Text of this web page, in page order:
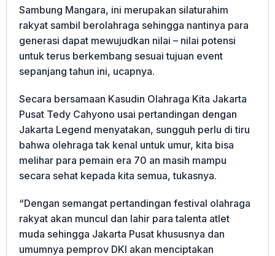
Sambung Mangara, ini merupakan silaturahim
rakyat sambil berolahraga sehingga nantinya para
generasi dapat mewujudkan nilai – nilai potensi
untuk terus berkembang sesuai tujuan event
sepanjang tahun ini, ucapnya.
Secara bersamaan Kasudin Olahraga Kita Jakarta
Pusat Tedy Cahyono usai pertandingan dengan
Jakarta Legend menyatakan, sungguh perlu di tiru
bahwa olehraga tak kenal untuk umur, kita bisa
melihar para pemain era 70 an masih mampu
secara sehat kepada kita semua, tukasnya.
“Dengan semangat pertandingan festival olahraga
rakyat akan muncul dan lahir para talenta atlet
muda sehingga Jakarta Pusat khususnya dan
umumnya pemprov DKI akan menciptakan